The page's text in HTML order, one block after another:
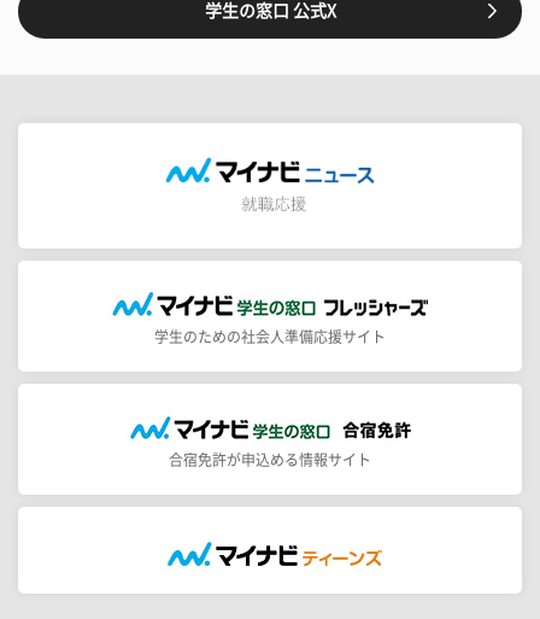
学生の窓口 公式X
学生のための社会人準備応援サイト
合宿免許が申込める情報サイト